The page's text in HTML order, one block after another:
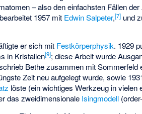
– also den einfachsten Fällen
1957 mit Edwin Salpeter,[7] und
er sich mit Festkörperphysik. 1929
in Kristallen[9]; diese Arbeit wurde
Bethe zusammen mit Sommerfeld
Zeit neu aufgelegt wurde, sowie
löste (ein wichtiges Werkzeug in vielen
das zweidimensionale Isingmodell